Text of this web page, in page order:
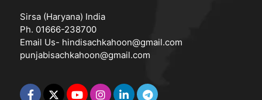
Sirsa (Haryana) India
Ph. 01666-238700
Email Us- hindisachkahoon@gmail.com
punjabisachkahoon@gmail.com